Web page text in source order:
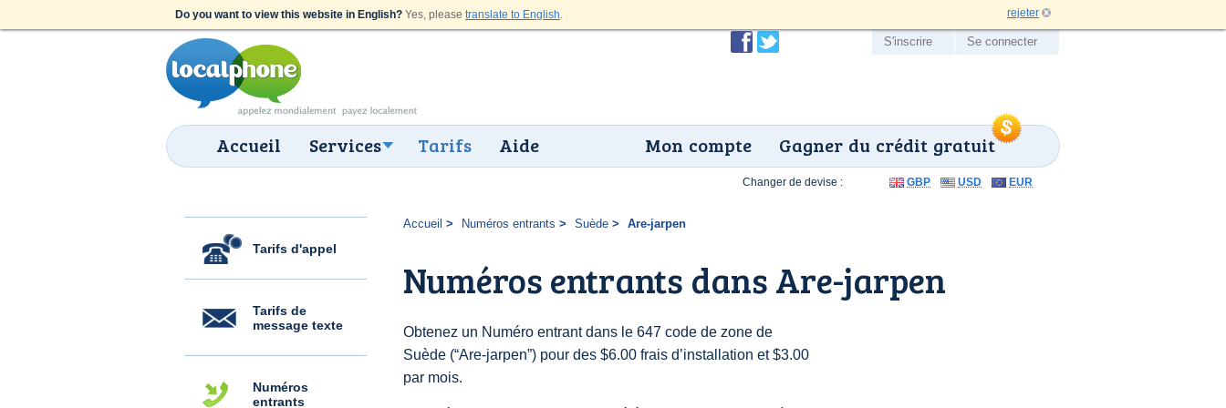
Do you want to view this website in English? Yes, please translate to English. rejeter
Accueil Services Tarifs Aide Gagner du crédit gratuit
Mon compte
S'inscrire Se connecter
Tarifs d'appel
Tarifs de
message texte
Numéros
entrants
Accueil Numéros entrants Suède Are-jarpen
Numéros entrants dans Are-jarpen
Obtenez un Numéro entrant dans le 647 code de zone de
Suède (“Are-jarpen”) pour des $6.00 frais d’installation et $3.00
par mois.
Changer de devise : GBP USD EUR